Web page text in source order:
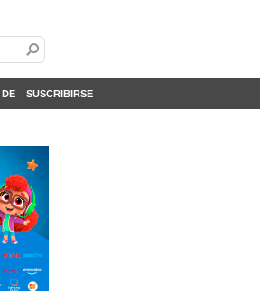
SUSCRIBIRSE